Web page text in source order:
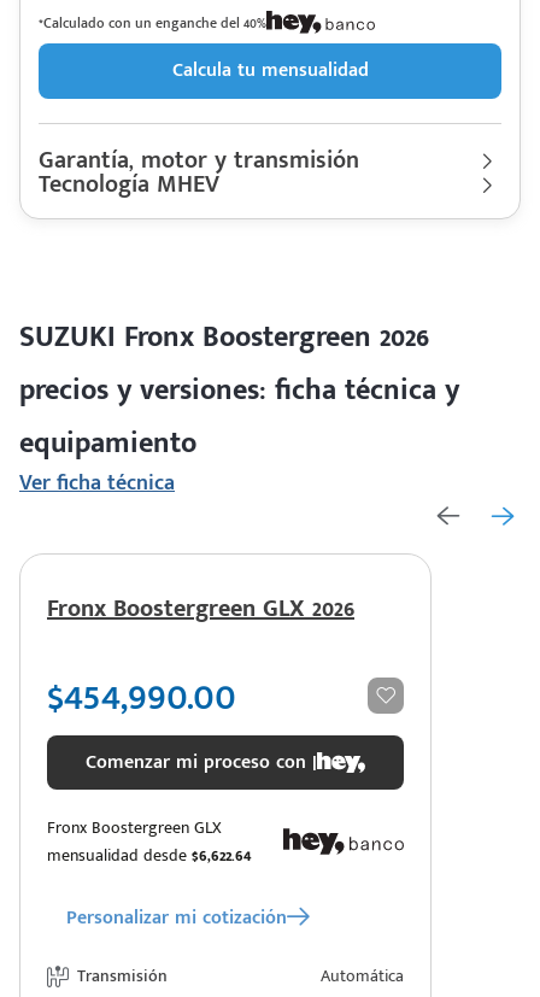
*Calculado con un enganche del 40%
Calcula tu mensualidad
Garantía, motor y transmisión
Garantía
60,000 Km | 3 años
Motor cilindros
Lt 1.5 + Motor Eléctrico 12Volts | Hp. 102
Tecnología MHEV
Descripción de funcionamiento motorizaciónSUZUKIFronx
SUZUKI Fronx Boostergreen 2026
precios y versiones: ficha técnica y
equipamiento
Ver ficha técnica
Fronx Boostergreen GLX 2026
$454,990.00
Comenzar mi proceso con |
Fronx Boostergreen GLX
mensualidad desde$6,622.64
Personalizar mi cotización
Transmisión Automática